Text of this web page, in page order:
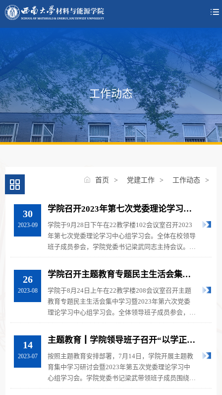

工作动态
首页 > 党建工作 > 工作动态 >
30
2023-09
学院召开2023年第七次党委理论学习中
心组学习会
学院于9月28日下午在22教学楼102会议室召开2023
年第七次党委理论学习中心组学习会。全体在校领导
班子成员参会，学院党委书记梁武同志主持会议。
会上梁武同志领学了习近平总...
26
2023-08
学院召开主题教育专题民主生活会集中
学习暨2023年第六次党委理论学习中心
组学习会
学院于8月24日上午在22教学楼208会议室召开主题
教育专题民主生活会集中学习暨2023年第六次党委
理论学习中心组学习会。全体领导班子成员参会，学
院党委书记梁武同志主持会议。会上...
14
2023-07
主题教育┃学院领导班子召开“以学正风
守清廉、以学促干提质效” 专题学习研
讨会暨2023年第五次党委理论学习中心
组学习会
按照主题教育安排部署，7月14日，学院开展主题教
育集中学习研讨会暨2023年第五次党委理论学习中
心组学习会。学院党委书记梁武带领班子成员围绕习
近平总书记在内蒙古调研时对抓实“...